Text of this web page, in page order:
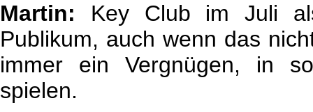
Martin: Key Club im Juli
Publikum, auch wenn das
immer ein Vergnügen, in
spielen.